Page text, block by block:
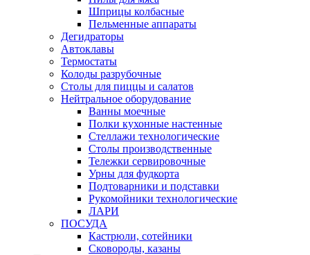
Шприцы колбасные
Пельменные аппараты
Дегидраторы
Автоклавы
Термостаты
Колоды разрубочные
Столы для пиццы и салатов
Нейтральное оборудование
Ванны моечные
Полки кухонные настенные
Стеллажи технологические
Столы производственные
Тележки сервировочные
Урны для фудкорта
Подтоварники и подставки
Рукомойники технологические
ЛАРИ
ПОСУДА
Кастрюли, сотейники
Сковороды, казаны